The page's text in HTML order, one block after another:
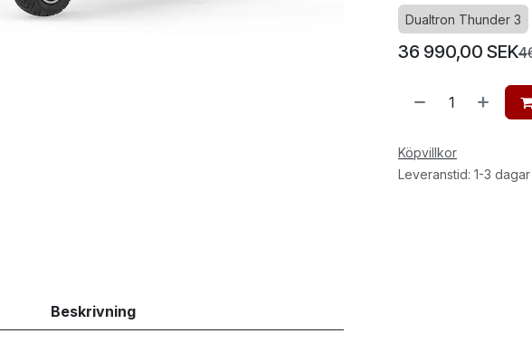
Dualtron Thunder 3
36 990,00 SEK
Köpvillkor
Leveranstid: 1-3 dagar
Beskrivning